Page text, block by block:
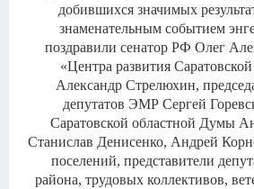
добившихся значимых
знаменательным событием
поздравили сенатор РФ Олег
«Центра развития
Александр Стрелюхин,
депутатов ЭМР Сергей
Саратовской областной Думы
Станислав Денисенко, Андрей
поселений, представители
района, трудовых коллективов,